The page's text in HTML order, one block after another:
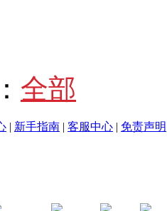
全部
| 新手指南 | 客服中心 | 免责声明